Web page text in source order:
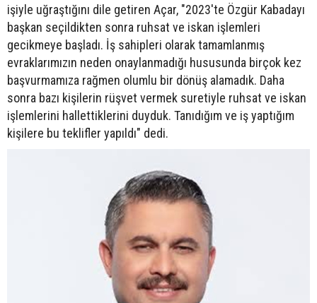
işiyle uğraştığını dile getiren Açar, "2023'te Özgür Kabadayı
başkan seçildikten sonra ruhsat ve iskan işlemleri
gecikmeye başladı. İş sahipleri olarak tamamlanmış
evraklarımızın neden onaylanmadığı hususunda birçok kez
başvurmamıza rağmen olumlu bir dönüş alamadık. Daha
sonra bazı kişilerin rüşvet vermek suretiyle ruhsat ve iskan
işlemlerini hallettiklerini duyduk. Tanıdığım ve iş yaptığım
kişilere bu teklifler yapıldı" dedi.